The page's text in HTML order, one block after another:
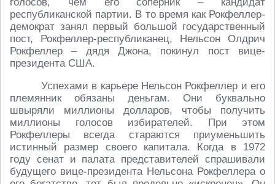
республиканской партии. В то время как Рокфеллер-
демократ занял первый большой государственный
пост, Рокфеллер-республиканец, Нельсон Олдрич
Рокфеллер – дядя Джона, покинул пост вице-
президента США.
Успехами в карьере Нельсон Рокфеллер и его
племянник обязаны деньгам. Они буквально
швыряли миллионы долларов, чтобы получить
миллионы голосов избирателей. При этом
Рокфеллеры всегда стараются приуменьшить
истинный размер своего капитала. Когда в 1972
году сенат и палата представителей спрашивали
будущего вице-президента Нельсона Рокфеллера о